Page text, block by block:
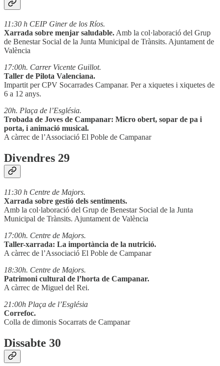
11:30 h CEIP Giner de los Ríos.
Xarrada sobre menjar saludable. Amb la col·laboració del Grup
de Benestar Social de la Junta Municipal de Trànsits. Ajuntament de
València
17:00h. Carrer Vicente Guillot.
Taller de Pilota Valenciana.
Impartit per CPV Socarrades Campanar. Per a xiquetes i xiquetes de
6 a 12 anys.
20h. Plaça de l’Església.
Trobada de Joves de Campanar: Micro obert, sopar de pa i
porta, i animació musical.
A càrrec de l’Associació El Poble de Campanar
Divendres 29
11:30 h Centre de Majors.
Xarrada sobre gestió dels sentiments.
Amb la col·laboració del Grup de Benestar Social de la Junta
Municipal de Trànsits. Ajuntament de València
17:00h. Centre de Majors.
Taller-xarrada: La importància de la nutrició.
A càrrec de l’Associació El Poble de Campanar
18:30h. Centre de Majors.
Patrimoni cultural de l’horta de Campanar.
A càrrec de Miguel del Rei.
21:00h Plaça de l’Església
Correfoc.
Colla de dimonis Socarrats de Campanar
Dissabte 30